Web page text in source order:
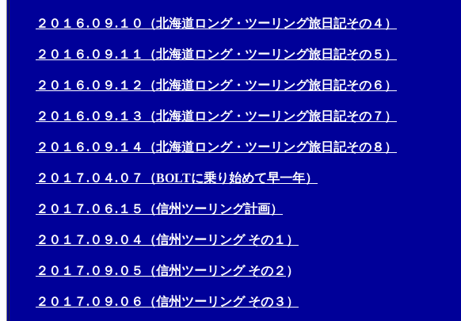
２０１６.０９.１０（北海道ロング・ツーリング旅日記その４）
２０１６.０９.１１（北海道ロング・ツーリング旅日記その５）
２０１６.０９.１２（北海道ロング・ツーリング旅日記その６）
２０１６.０９.１３（北海道ロング・ツーリング旅日記その７）
２０１６.０９.１４（北海道ロング・ツーリング旅日記その８）
２０１７.０４.０７（BOLTに乗り始めて早一年）
２０１７.０６.１５（信州ツーリング計画）
２０１７.０９.０４（信州ツーリング その１）
２０１７.０９.０５（信州ツーリング その２ ）
２０１７.０９.０６（信州ツーリング その３）